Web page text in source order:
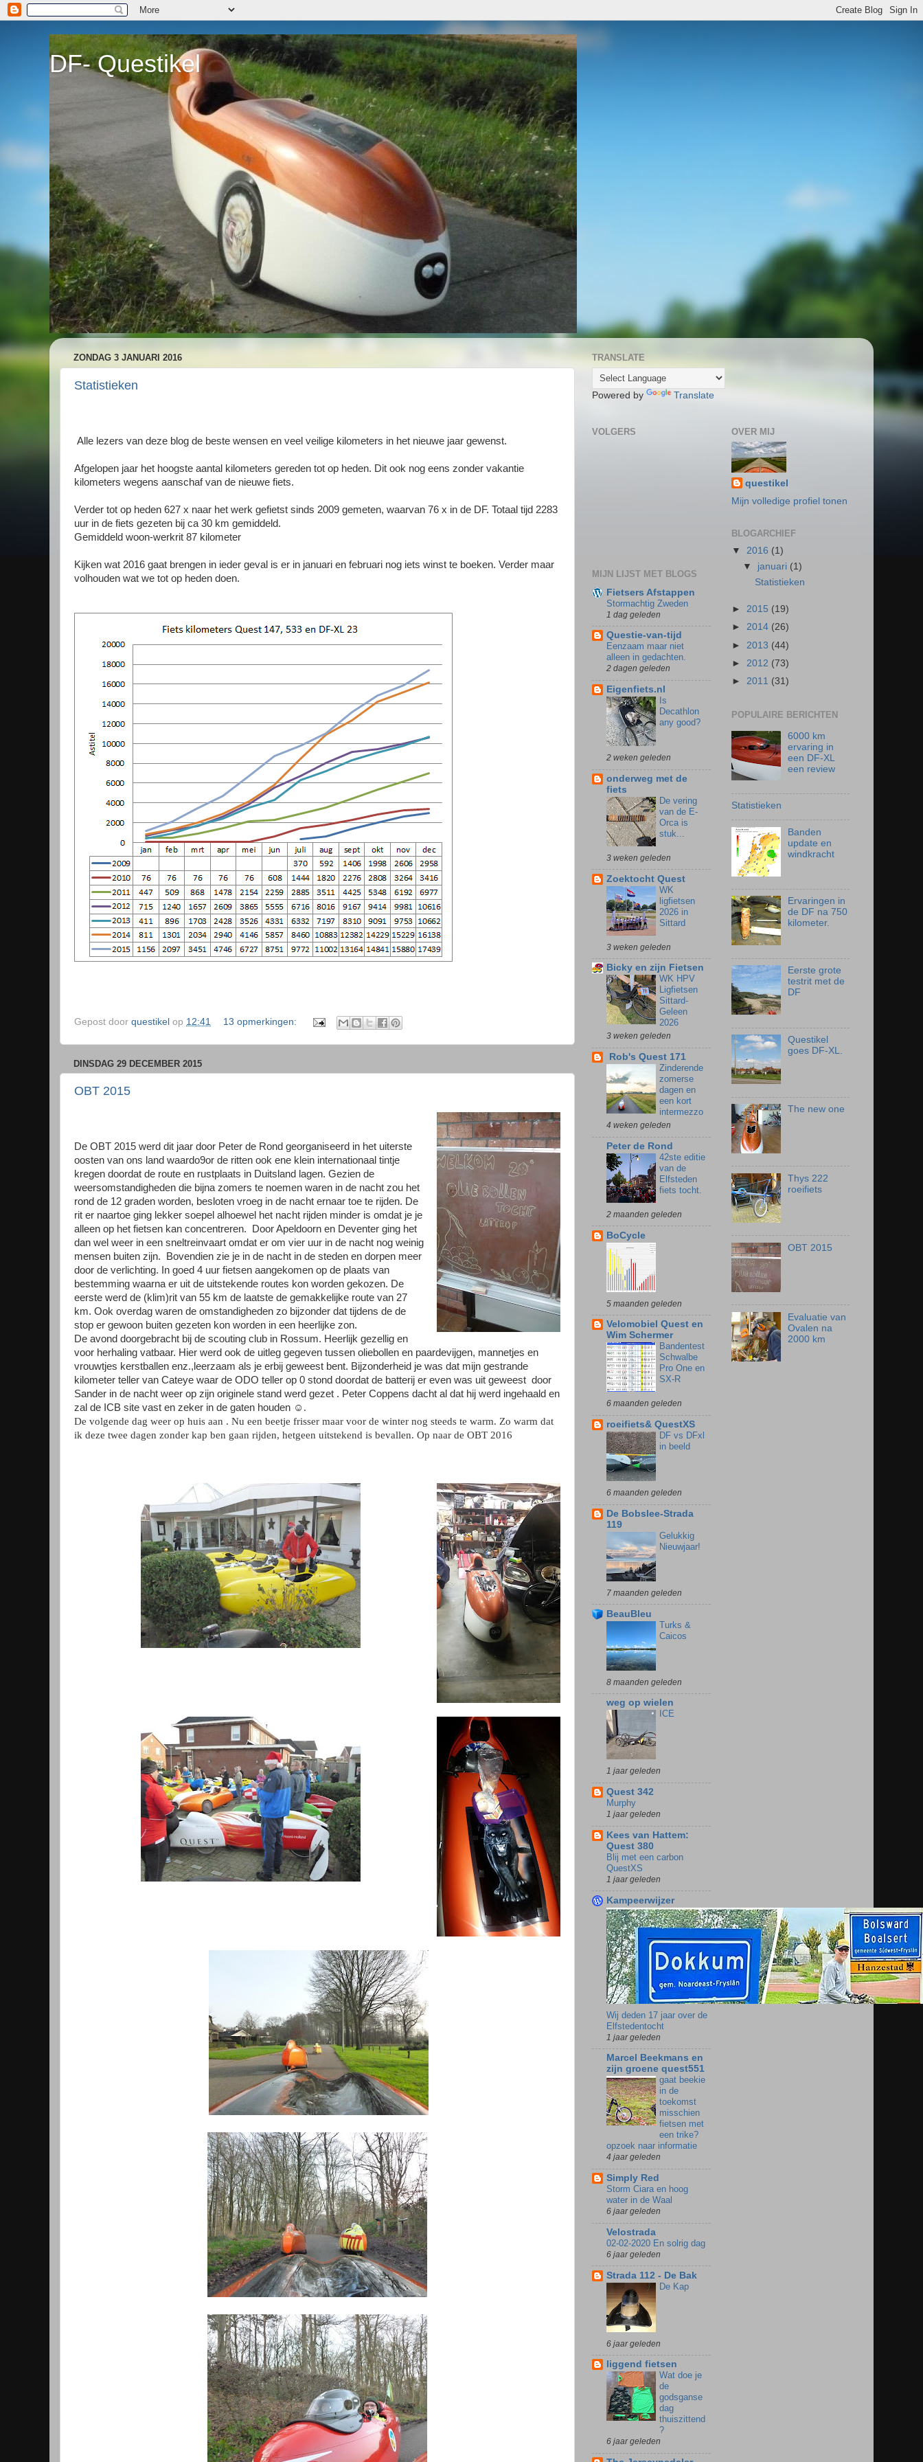
DF- Questikel
ZONDAG 3 JANUARI 2016
Statistieken
Alle lezers van deze blog de beste wensen en veel veilige kilometers in het nieuwe jaar gewenst.
Afgelopen jaar het hoogste aantal kilometers gereden tot op heden. Dit ook nog eens zonder vakantie
kilometers wegens aanschaf van de nieuwe fiets.
Verder tot op heden 627 x naar het werk gefietst sinds 2009 gemeten, waarvan 76 x in de DF. Totaal tijd 2283
uur in de fiets gezeten bij ca 30 km gemiddeld.
Gemiddeld woon-werkrit 87 kilometer
Kijken wat 2016 gaat brengen in ieder geval is er in januari en februari nog iets winst te boeken. Verder maar
volhouden wat we tot op heden doen.
Gepost door questikel op 12:41 13 opmerkingen:
DINSDAG 29 DECEMBER 2015
OBT 2015
De OBT 2015 werd dit jaar door Peter de Rond georganiseerd in het uiterste
oosten van ons land waardo9or de ritten ook ene klein internationaal tintje
kregen doordat de route en rustplaats in Duitsland lagen. Gezien de
weersomstandigheden die bijna zomers te noemen waren in de nacht zou het
rond de 12 graden worden, besloten vroeg in de nacht ernaar toe te rijden. De
rit er naartoe ging lekker soepel alhoewel het nacht rijden minder is omdat je je
alleen op het fietsen kan concentreren.
Door Apeldoorn en Deventer ging het
dan wel weer in een sneltreinvaart omdat er om vier uur in de nacht nog weinig
mensen buiten zijn.
Bovendien zie je in de nacht in de steden en dorpen meer
door de verlichting. In goed 4 uur fietsen aangekomen op de plaats van
bestemming waarna er uit de uitstekende routes kon worden gekozen. De
eerste werd de (klim)rit van 55 km de laatste de gemakkelijke route van 27
km. Ook overdag waren de omstandigheden zo bijzonder dat tijdens de de
stop er gewoon buiten gezeten kon worden in een heerlijke zon.
De avond doorgebracht bij de scouting club in Rossum. Heerlijk gezellig en
voor herhaling vatbaar. Hier werd ook de uitleg gegeven tussen oliebollen en paardevijgen, mannetjes en
vrouwtjes kerstballen enz.,leerzaam als je erbij geweest bent. Bijzonderheid je was dat mijn gestrande
kilometer teller van Cateye waar de ODO teller op 0 stond doordat de batterij er even was uit geweest door
Sander in de nacht weer op zijn originele stand werd gezet . Peter Coppens dacht al dat hij werd ingehaald en
zal de ICB site vast en zeker in de gaten houden ☺.
De volgende dag weer op huis aan . Nu een beetje frisser maar voor de winter nog steeds te warm. Zo warm dat
ik deze twee dagen zonder kap ben gaan rijden, hetgeen uitstekend is bevallen. Op naar de OBT 2016
TRANSLATE
Powered by Translate
VOLGERS
MIJN LIJST MET BLOGS
Fietsers Afstappen
Stormachtig Zweden
1 dag geleden
Questie-van-tijd
Eenzaam maar niet
alleen in gedachten.
2 dagen geleden
Eigenfiets.nl
Is
Decathlon
any good?
2 weken geleden
onderweg met de
fiets
De vering
van de E-
Orca is
stuk...
3 weken geleden
Zoektocht Quest
WK
ligfietsen
2026 in
Sittard
3 weken geleden
Bicky en zijn Fietsen
WK HPV
Ligfietsen
Sittard-
Geleen
2026
3 weken geleden
Rob's Quest 171
Zinderende
zomerse
dagen en
een kort
intermezzo
4 weken geleden
Peter de Rond
42ste editie
van de
Elfsteden
fiets tocht.
2 maanden geleden
BoCycle
5 maanden geleden
Velomobiel Quest en
Wim Schermer
Bandentest
Schwalbe
Pro One en
SX-R
6 maanden geleden
roeifiets& QuestXS
DF vs DFxl
in beeld
6 maanden geleden
De Bobslee-Strada
119
Gelukkig
Nieuwjaar!
7 maanden geleden
BeauBleu
Turks &
Caicos
8 maanden geleden
weg op wielen
ICE
1 jaar geleden
Quest 342
Murphy
1 jaar geleden
Kees van Hattem:
Quest 380
Blij met een carbon
QuestXS
1 jaar geleden
Kampeerwijzer
Wij deden 17 jaar over de
Elfstedentocht
1 jaar geleden
Marcel Beekmans en
zijn groene quest551
gaat beekie
in de
toekomst
misschien
fietsen met
een trike?
opzoek naar informatie
4 jaar geleden
Simply Red
Storm Ciara en hoog
water in de Waal
6 jaar geleden
Velostrada
02-02-2020 En solrig dag
6 jaar geleden
Strada 112 - De Bak
De Kap
6 jaar geleden
liggend fietsen
Wat doe je
de
godsganse
dag
thuiszittend
?
6 jaar geleden
OVER MIJ
questikel
Mijn volledige profiel tonen
BLOGARCHIEF
▼ 2016 (1)
▼ januari (1)
Statistieken
► 2015 (19)
► 2014 (26)
► 2013 (44)
► 2012 (73)
► 2011 (31)
POPULAIRE BERICHTEN
6000 km
ervaring in
een DF-XL
een review
Statistieken
Banden
update en
windkracht
Ervaringen in
de DF na 750
kilometer.
Eerste grote
testrit met de
DF
Questikel
goes DF-XL.
The new one
Thys 222
roeifiets
OBT 2015
Evaluatie van
Ovalen na
2000 km